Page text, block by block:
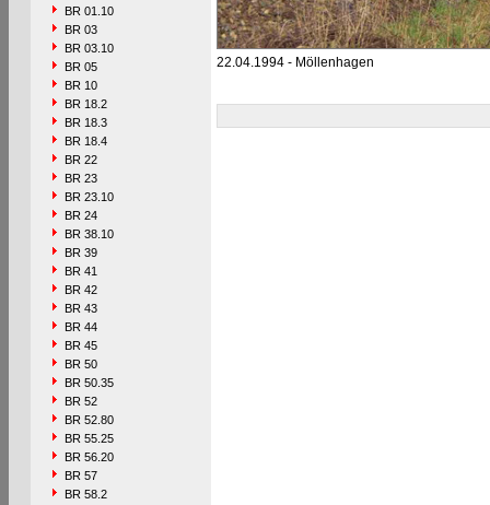
BR 01.10
BR 03
BR 03.10
BR 05
BR 10
BR 18.2
BR 18.3
BR 18.4
BR 22
BR 23
BR 23.10
BR 24
BR 38.10
BR 39
BR 41
BR 42
BR 43
BR 44
BR 45
BR 50
BR 50.35
BR 52
BR 52.80
BR 55.25
BR 56.20
BR 57
BR 58.2
22.04.1994 - Möllenhagen